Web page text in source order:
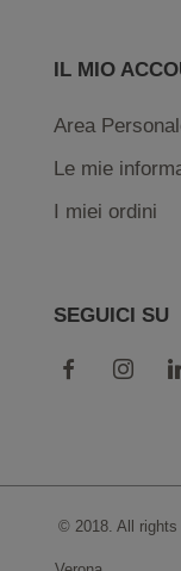
IL MIO
Area
Le mie
I miei ordini
SEGUICI SU
© 2018. All rights